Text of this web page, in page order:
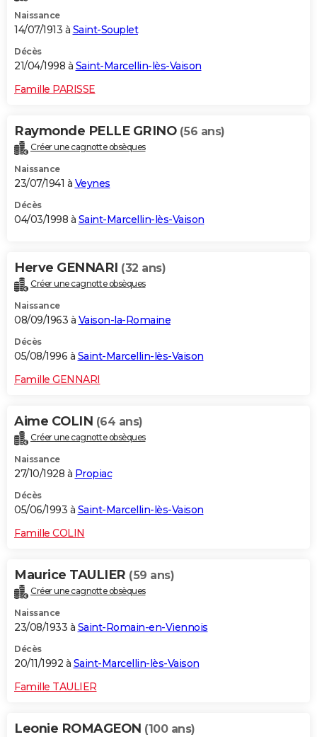
Naissance
14/07/1913 à Saint-Souplet
Décès
21/04/1998 à Saint-Marcellin-lès-Vaison
Famille PARISSE
Raymonde PELLE GRINO (56 ans)
Créer une cagnotte obsèques
Naissance
23/07/1941 à Veynes
Décès
04/03/1998 à Saint-Marcellin-lès-Vaison
Herve GENNARI (32 ans)
Créer une cagnotte obsèques
Naissance
08/09/1963 à Vaison-la-Romaine
Décès
05/08/1996 à Saint-Marcellin-lès-Vaison
Famille GENNARI
Aime COLIN (64 ans)
Créer une cagnotte obsèques
Naissance
27/10/1928 à Propiac
Décès
05/06/1993 à Saint-Marcellin-lès-Vaison
Famille COLIN
Maurice TAULIER (59 ans)
Créer une cagnotte obsèques
Naissance
23/08/1933 à Saint-Romain-en-Viennois
Décès
20/11/1992 à Saint-Marcellin-lès-Vaison
Famille TAULIER
Leonie ROMAGEON (100 ans)